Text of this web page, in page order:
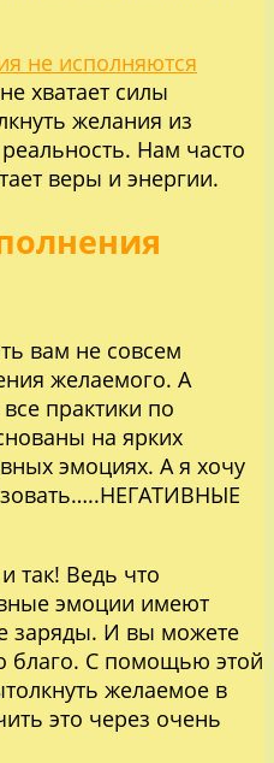
не исполняются
хватает силы
желания из
Нам часто
веры и энергии.
вам не совсем
желаемого. А
практики по
на ярких
эмоциях. А я хочу
так! Ведь что
эмоции имеют
заряды. И вы можете
благо. С помощью этой
желаемое в
это через очень